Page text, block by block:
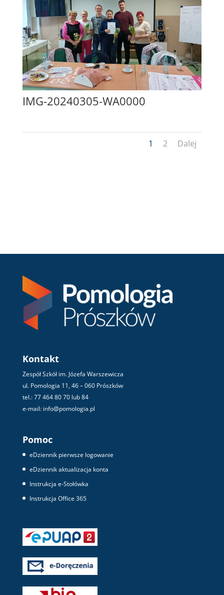
IMG-20240305-WA0000
1 2 Dalej
Kontakt
Zespół Szkół im. Józefa Warszewicza
ul. Pomologia 11, 46 – 060 Prószków
tel.: 77 464 80 70 lub 84
e-mail: info@pomologia.pl
Pomoc
eDziennik pierwsze logowanie
eDziennik aktualizacja konta
Instrukcja e-Stołówka
Instrukcja Office 365